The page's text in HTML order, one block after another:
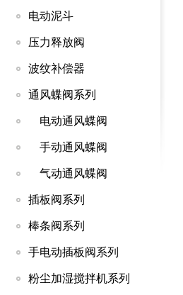
电动泥斗
压力释放阀
波纹补偿器
通风蝶阀系列
电动通风蝶阀
手动通风蝶阀
气动通风蝶阀
插板阀系列
棒条阀系列
手电动插板阀系列
粉尘加湿搅拌机系列